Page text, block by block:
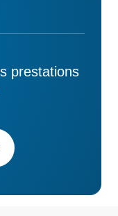
prestations